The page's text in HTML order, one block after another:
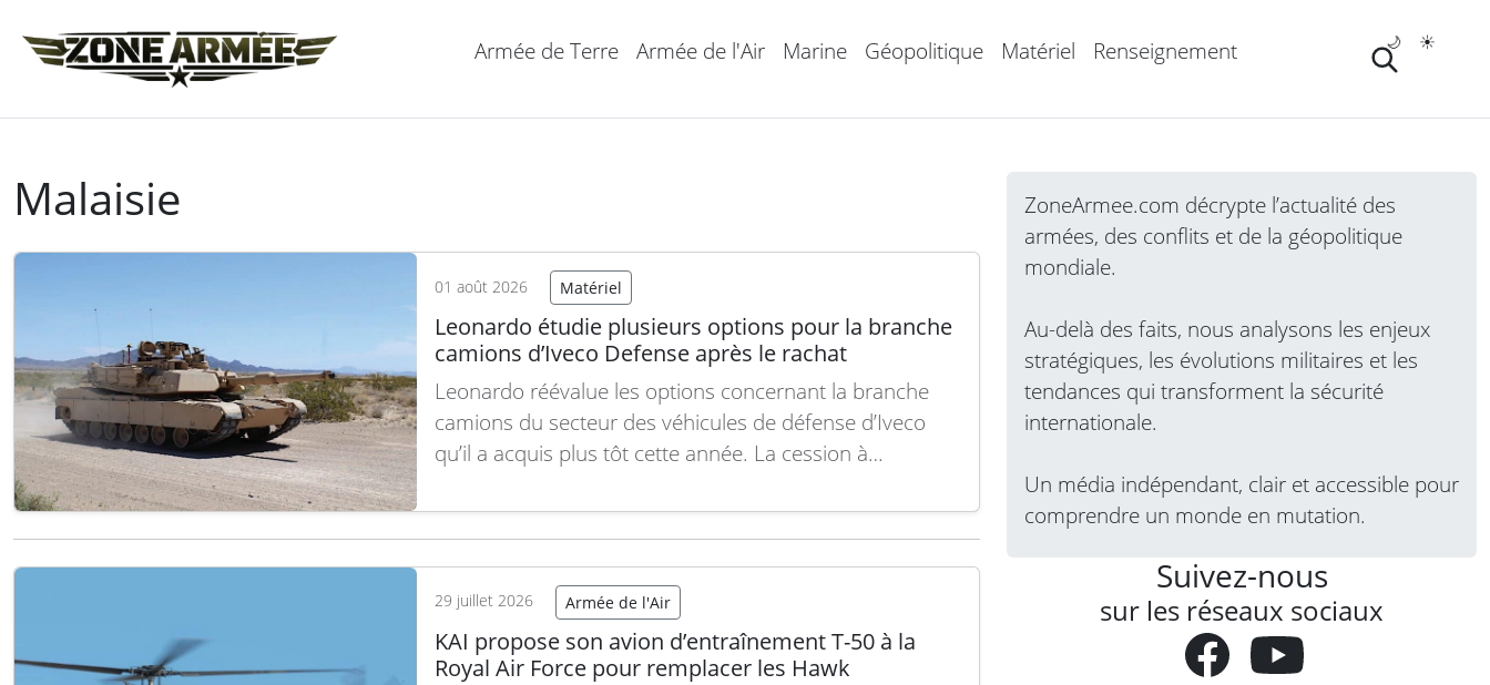
Armée de Terre Armée de l'Air Marine Géopolitique Matériel Renseignement ☀️
🌙
Malaisie
01 août 2026 Matériel
Leonardo étudie plusieurs options pour la branche
camions d’Iveco Defense après le rachat
Leonardo réévalue les options concernant la branche
camions du secteur des véhicules de défense d’Iveco
qu’il a acquis plus tôt cette année. La cession à
désormais qu’une possibilité parmi plusieurs, d’autres
acteurs s’étant également manifestés auprès du groupe,
selon son directeur général et son directeur…Lire la
suite
29 juillet 2026 Armée de l'Air
KAI propose son avion d’entraînement T-50 à la
Royal Air Force pour remplacer les Hawk
ZoneArmee.com décrypte l’actualité des
armées, des conflits et de la géopolitique
mondiale.
Au-delà des faits, nous analysons les enjeux
stratégiques, les évolutions militaires et les
tendances qui transforment la sécurité
internationale.
Un média indépendant, clair et accessible pour
comprendre un monde en mutation.
Suivez-nous
sur les réseaux sociaux